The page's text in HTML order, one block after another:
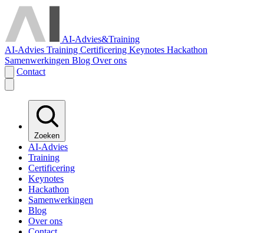
AI-Advies&Training
AI-Advies Training Certificering Keynotes Hackathon
Samenwerkingen Blog Over ons
Contact
Zoeken
AI-Advies
Training
Certificering
Keynotes
Hackathon
Samenwerkingen
Blog
Over ons